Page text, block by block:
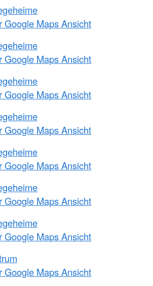
Google Maps Ansicht
Google Maps Ansicht
Google Maps Ansicht
Google Maps Ansicht
Google Maps Ansicht
Google Maps Ansicht
Google Maps Ansicht
Google Maps Ansicht